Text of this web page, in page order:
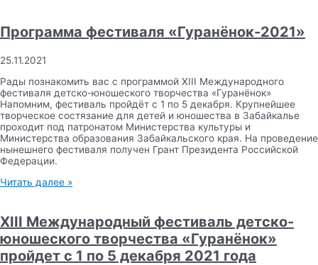
Программа фестиваля «Гуранёнок-2021»
25.11.2021
Рады познакомить вас с программой XIII Международного
фестиваля детско-юношеского творчества «Гуранёнок»
Напомним, фестиваль пройдёт с 1 по 5 декабря. Крупнейшее
творческое состязание для детей и юношества в Забайкалье
проходит под патронатом Министерства культуры и
Министерства образования Забайкальского края. На проведение
нынешнего фестиваля получен Грант Президента Российской
Федерации.
Читать далее »
XIII Международный фестиваль детско-
юношеского творчества «Гуранёнок»
пройдет с 1 по 5 декабря 2021 года